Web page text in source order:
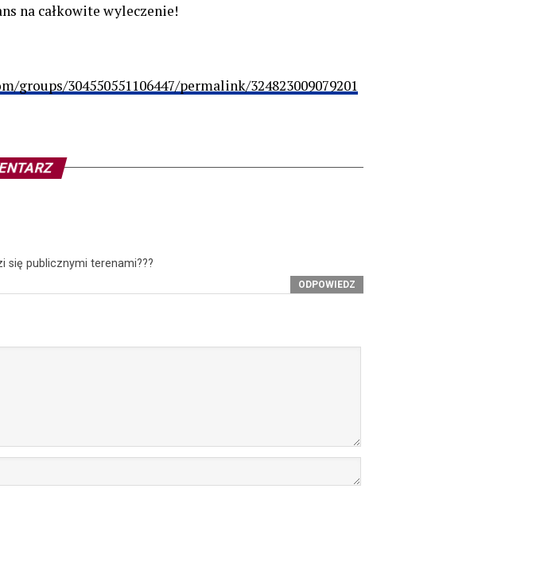
na całkowite wyleczenie!
groups/304550551106447/permalink/324823009079201
się publicznymi terenami???
ODPOWIEDZ